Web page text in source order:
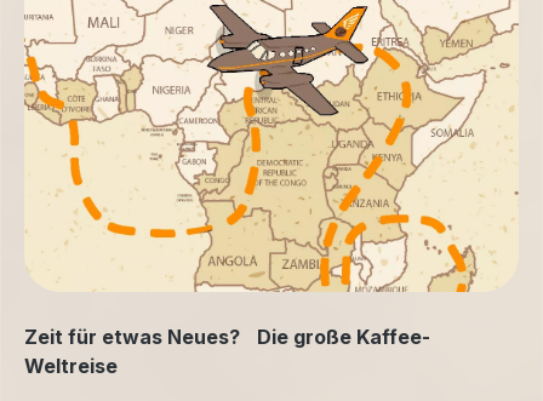
Zeit für etwas Neues? Die große Kaffee-
Weltreise